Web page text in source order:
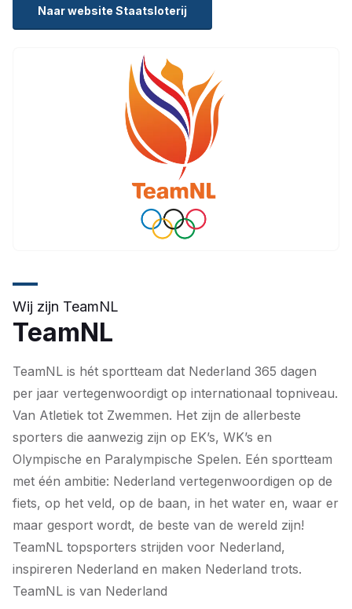
Naar website Staatsloterij
Wij zijn TeamNL
TeamNL
TeamNL is hét sportteam dat Nederland 365 dagen
per jaar vertegenwoordigt op internationaal topniveau.
Van Atletiek tot Zwemmen. Het zijn de allerbeste
sporters die aanwezig zijn op EK’s, WK’s en
Olympische en Paralympische Spelen. Eén sportteam
met één ambitie: Nederland vertegenwoordigen op de
fiets, op het veld, op de baan, in het water en, waar er
maar gesport wordt, de beste van de wereld zijn!
TeamNL topsporters strijden voor Nederland,
inspireren Nederland en maken Nederland trots.
TeamNL is van Nederland